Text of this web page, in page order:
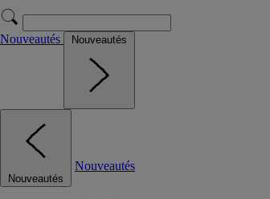
Nouveautés Nouveautés
Nouveautés
Nouveautés